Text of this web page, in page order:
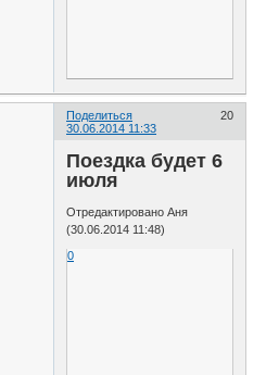
Поделиться
20
30.06.2014 11:33
Поездка будет 6
июля
Отредактировано Аня
(30.06.2014 11:48)
0